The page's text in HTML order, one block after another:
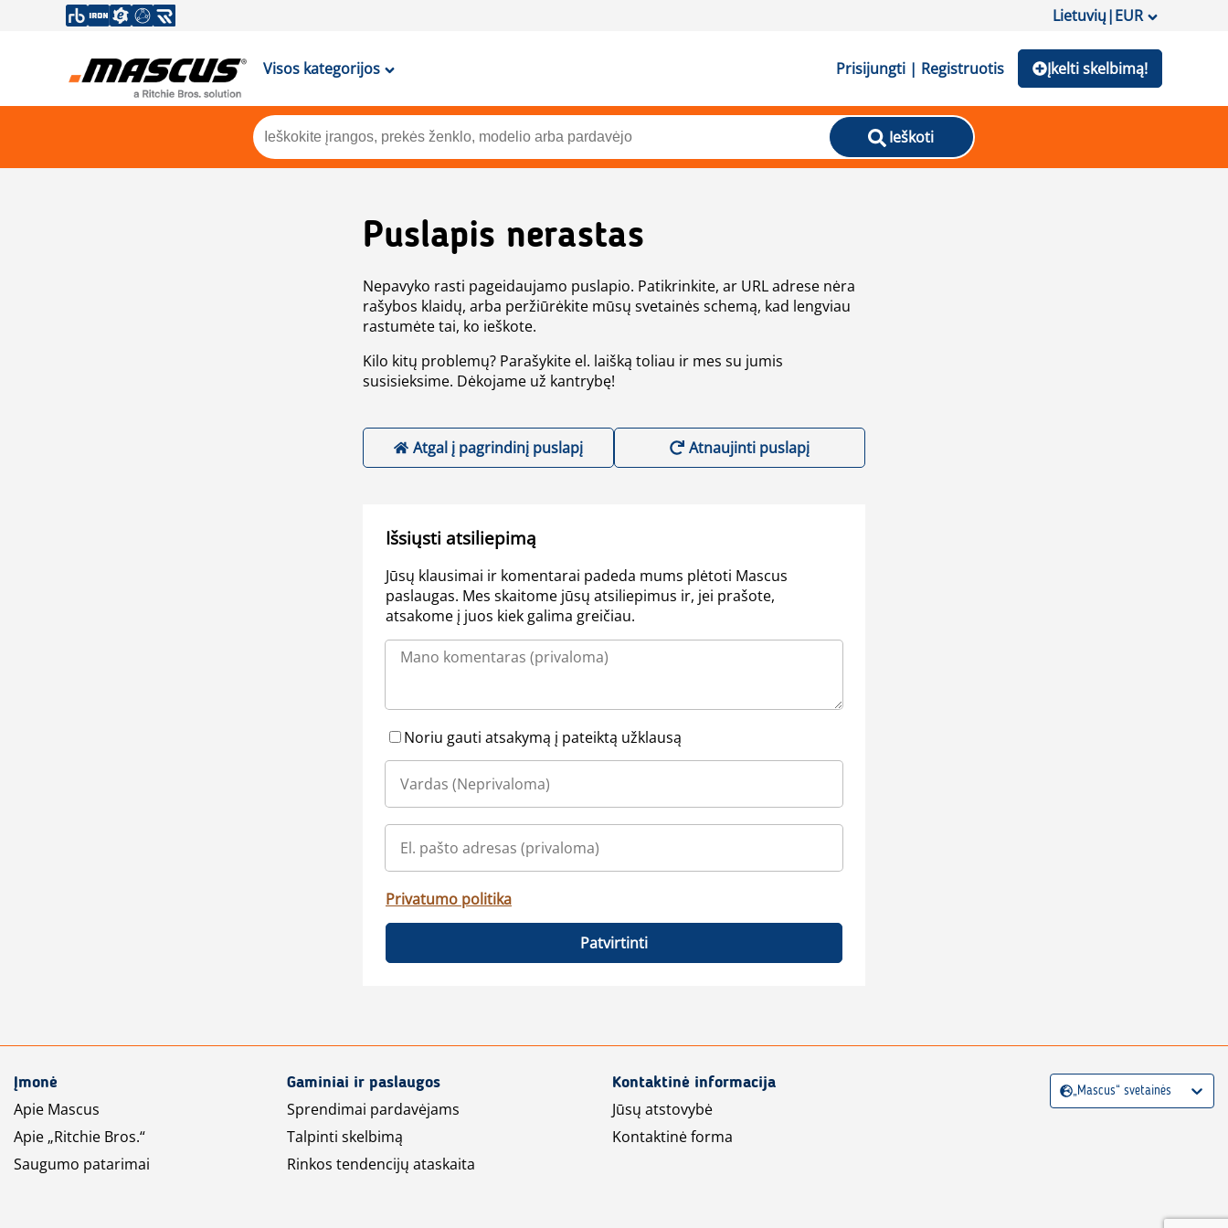
Lietuvių|EUR
Visos kategorijos Prisijungti | Registruotis Įkelti skelbimą!
Ieškoti
Puslapis nerastas
Nepavyko rasti pageidaujamo puslapio. Patikrinkite, ar URL adrese nėra
rašybos klaidų, arba peržiūrėkite mūsų svetainės schemą, kad lengviau
rastumėte tai, ko ieškote.
Kilo kitų problemų? Parašykite el. laišką toliau ir mes su jumis
susisieksime. Dėkojame už kantrybę!
Atgal į pagrindinį puslapį Atnaujinti puslapį
Išsiųsti atsiliepimą
Jūsų klausimai ir komentarai padeda mums plėtoti Mascus
paslaugas. Mes skaitome jūsų atsiliepimus ir, jei prašote,
atsakome į juos kiek galima greičiau.
Noriu gauti atsakymą į pateiktą užklausą
Privatumo politika
Patvirtinti
Įmonė
Apie Mascus
Apie „Ritchie Bros.“
Saugumo patarimai
Gaminiai ir paslaugos
Sprendimai pardavėjams
Talpinti skelbimą
Rinkos tendencijų ataskaita
Kontaktinė informacija
Jūsų atstovybė
Kontaktinė forma
„Mascus“ svetainės